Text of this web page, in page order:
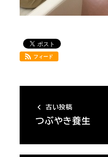
フィード
古い投稿
つぶやき養生